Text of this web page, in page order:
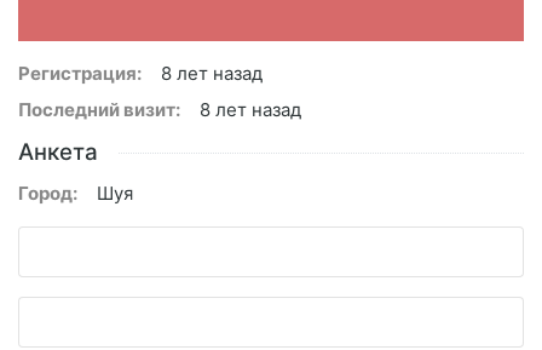
Регистрация:
8 лет назад
Последний визит:
8 лет назад
Анкета
Город: Шуя